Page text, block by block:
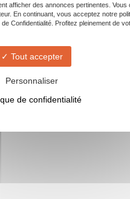
afficher des annonces pertinentes. Vous
En continuant, vous acceptez notre
Confidentialité. Profitez pleinement de
Tout accepter
Personnaliser
de confidentialité